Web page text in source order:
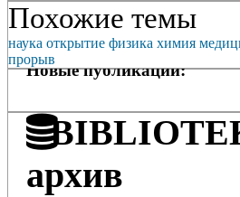
Похожие темы
наука открытие физика химия
прорыв
Новые публикации:
архив